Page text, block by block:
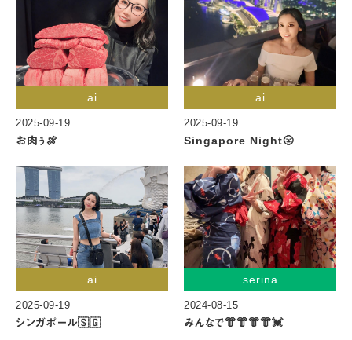
ai
2025-09-19
お肉ぅ🍖
ai
2025-09-19
Singapore Night🌝
ai
2025-09-19
シンガポール🇸🇬
serina
2024-08-15
みんなで👘👘👘👘💓